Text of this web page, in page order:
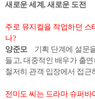
새로운 세계, 새로운 도전
주로 뮤지컬을 작업하던 스
나?
양준모기획 단계에 설문을
들고, 대중적인 배우가 출
철저히 관객 입장에서 접근
전미도 씨는 드라마 슈퍼바